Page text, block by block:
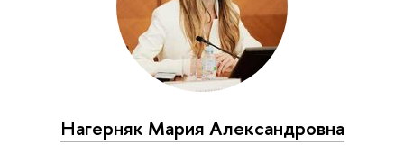
Нагерняк Мария Александровна